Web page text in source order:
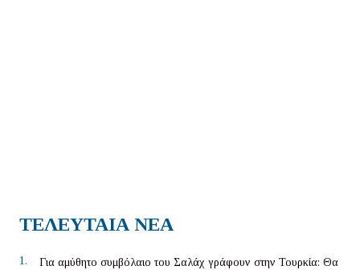
ΤΕΛΕΥΤΑΙΑ ΝΕΑ
1.
Για αμύθητο συμβόλαιο του Σαλάχ γράφουν στην Τουρκία: Θα